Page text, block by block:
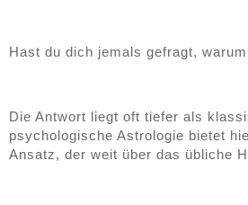
Hast du dich jemals gefragt,
Die Antwort liegt oft tiefer als
psychologische Astrologie bietet
Ansatz, der weit über das übliche